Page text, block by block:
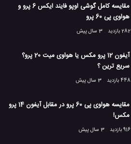
مقایسه کامل گوشی اوپو فایند ایکس 6 پرو و
هواوی پی 60 پرو
282 بازدید
3 سال پیش
آیفون 12 پرو مکس یا هواوی میت 20 پرو؟
سریع ترین ؟
448 بازدید
3 سال پیش
مقایسه هواوی پی 60 پرو در مقابل آیفون 14 پرو
مکس!
916 بازدید
3 سال پیش